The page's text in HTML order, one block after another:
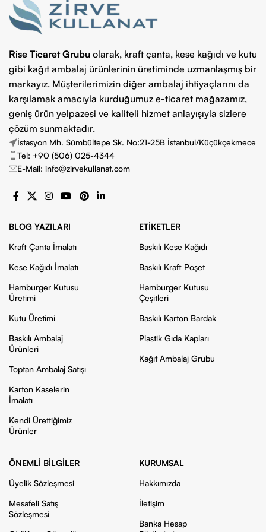
Rise Ticaret Grubu olarak, kraft çanta, kese kağıdı ve kutu
gibi kağıt ambalaj ürünlerinin üretiminde uzmanlaşmış bir
markayız. Müşterilerimizin diğer ambalaj ihtiyaçlarını da
karşılamak amacıyla kurduğumuz e-ticaret mağazamız,
geniş ürün yelpazesi ve kaliteli hizmet anlayışıyla sizlere
çözüm sunmaktadır.
İstasyon Mh. Sümbültepe Sk. No:21-25B İstanbul/Küçükçekmece
Tel: +90 (506) 025-4344
E-Mail: info@zirvekullanat.com
BLOG YAZILARI
Kraft Çanta İmalatı
Kese Kağıdı İmalatı
Hamburger Kutusu
Üretimi
Kutu Üretimi
Baskılı Ambalaj
Ürünleri
Toptan Ambalaj Satışı
Karton Kaselerin
İmalatı
Kendi Ürettiğimiz
Ürünler
ETIKETLER
Baskılı Kese Kağıdı
Baskılı Kraft Poşet
Hamburger Kutusu
Çeşitleri
Baskılı Karton Bardak
Plastik Gıda Kapları
Kağıt Ambalaj Grubu
ÖNEMLI BILGILER
Üyelik Sözleşmesi
Mesafeli Satış
Sözleşmesi
KURUMSAL
Hakkımızda
İletişim
Banka Hesap